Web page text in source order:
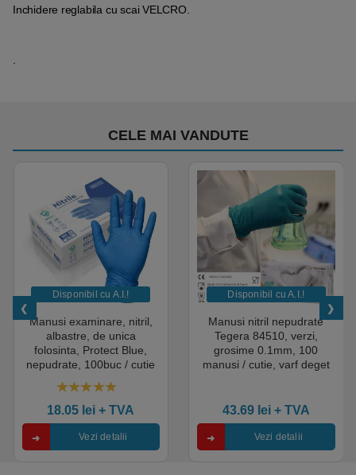
Inchidere reglabila cu scai VELCRO.
.
CELE MAI VANDUTE
Disponibil cu A.I.​!
Manusi examinare, nitril,
albastre, de unica
folosinta, Protect Blue,
nepudrate, 100buc / cutie
saloane si domeniul
industrial, calitate premium
18.05 lei + TVA
Vezi detalii
Disponibil cu A.I.​!
Manusi nitril nepudrate
Tegera 84510, verzi,
grosime 0.1mm, 100
manusi / cutie, varf deget
43.69 lei+ TVA
Vezi detalii